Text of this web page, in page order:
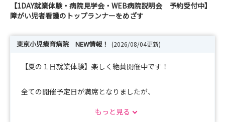
【1DAY就業体験・病院見学会・WEB病院説明会 予約受付中】
障がい児者看護のトップランナーをめざす
東京小児療育病院 NEW情報！ (2026/08/04更新)
【夏の１日就業体験】楽しく絶賛開催中です！
全ての開催予定日が満席となりましたが、
学会・一日就業体験のボタンより一度ご相談ください。
もっと見る